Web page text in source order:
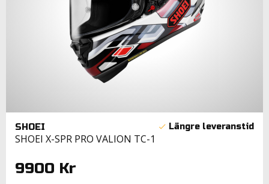
SHOEI
SHOEI X-SPR PRO VALION TC-1
9900 Kr